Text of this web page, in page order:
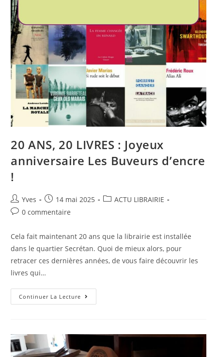
20 ANS, 20 LIVRES : Joyeux
anniversaire Les Buveurs d’encre
!
Yves 14 mai 2025
ACTU LIBRAIRIE
0 commentaire
Cela fait maintenant 20 ans que la librairie est installée
dans le quartier Secrétan. Quoi de mieux alors, pour
retracer ces dernières années, de vous faire découvrir les
livres qui…
Continuer La Lecture